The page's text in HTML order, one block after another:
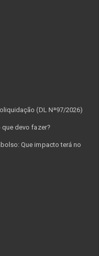
(DL Nª97/2026)
devo fazer?
Que impacto terá no